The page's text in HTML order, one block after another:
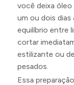
você deixa
um ou dois
equilíbrio entre
cortar
estilizante ou
pesados.
Essa